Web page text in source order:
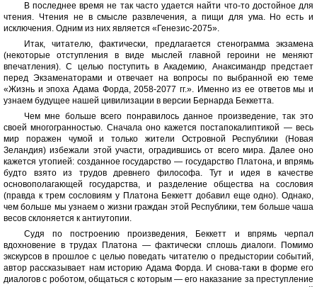
В последнее время не так часто удается найти что-то достойное для
чтения. Чтения не в смысле развлечения, а пищи для ума. Но есть и
исключения. Одним из них является «Генезис-2075».
Итак, читателю, фактически, предлагается стенограмма экзамена
(некоторые отступления в виде мыслей главной героини не меняют
впечатления). С целью поступить в Академию, Анаксимандр предстает
перед Экзаменаторами и отвечает на вопросы по выбранной ею теме
«Жизнь и эпоха Адама Форда, 2058-2077 гг.». Именно из ее ответов мы и
узнаем будущее нашей цивилизации в версии Бернарда Беккетта.
Чем мне больше всего понравилось данное произведение, так это
своей многогранностью. Сначала оно кажется постапокалиптикой — весь
мир поражен чумой и только жители Островной Республики (Новая
Зеландия) избежали этой участи, оградившись от всего мира. Далее оно
кажется утопией: созданное государство — государство Платона, и впрямь
будто взято из трудов древнего философа. Тут и идея в качестве
основополагающей государства, и разделение общества на сословия
(правда к трем сословиям у Платона Беккетт добавил еще одно). Однако,
чем больше мы узнаем о жизни граждан этой Республики, тем больше чаша
весов склоняется к антиутопии.
Судя по построению произведения, Беккетт и впрямь черпал
вдохновение в трудах Платона — фактически сплошь диалоги. Помимо
экскурсов в прошлое с целью поведать читателю о предыстории событий,
автор рассказывает нам историю Адама Форда. И снова-таки в форме его
диалогов с роботом, общаться с которым — его наказание за преступление